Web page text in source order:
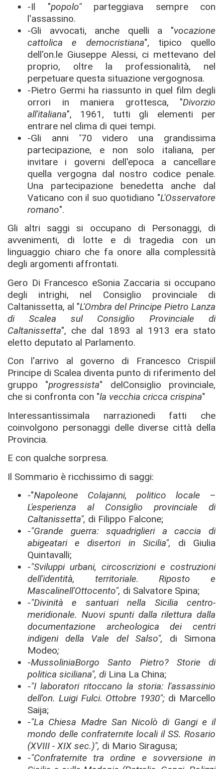
-Il "popolo"parteggiava sempre con
l'assassino.
-Gli avvocati, anche quelli a "vocazione
cattolica e democristiana", tipico quello
dell'on.le Giuseppe Alessi, ci mettevano del
proprio, oltre la professionalità, nel
perpetuare questa situazione vergognosa.
-Pietro Germi ha riassunto in quel film degli
orrori in maniera grottesca, "Divorzio
all'italiana", 1961, tutti gli elementi per
entrare nel clima di quei tempi.
-Gli anni '70 videro una grandissima
partecipazione, e non solo italiana, per
invitare i governi dell'epoca a cancellare
quella vergogna dal nostro codice penale.
Una partecipazione benedetta anche dal
Vaticano con il suo quotidiano "L'Osservatore
romano".
Gli altri saggi si occupano di Personaggi, di
avvenimenti, di lotte e di tragedia con un
linguaggio chiaro che fa onore alla complessità
degli argomenti affrontati.
Gero Di Francesco eSonia Zaccaria si occupano
degli intrighi, nel Consiglio provinciale di
Caltanissetta, al "L'Ombra del Principe Pietro Lanza
di Scalea sul Consiglio Provinciale di
Caltanissetta", che dal 1893 al 1913 era stato
eletto deputato al Parlamento.
Con l'arrivo al governo di Francesco Crispiil
Principe di Scalea diventa punto di riferimento del
gruppo "progressista" delConsiglio provinciale,
che si confronta con "la vecchia cricca crispina"
Interessantissimala narrazionedi fatti che
coinvolgono personaggi delle diverse città della
Provincia.
E con qualche sorpresa.
Il Sommario è ricchissimo di saggi:
-"Napoleone Colajanni, politico locale –
L'esperienza al Consiglio provinciale di
Caltanissetta", di Filippo Falcone;
-"Grande guerra: squadriglieri a caccia di
abigeatari e disertori in Sicilia", di Giulia
Quintavalli;
-"Sviluppi urbani, circoscrizioni e costruzioni
dell'identità, territoriale. Riposto e
Mascalinell'Ottocento", di Salvatore Spina;
-"Divinità e santuari nella Sicilia centro-
meridionale. Nuovi spunti dalla rilettura dalla
documentazione archeologica dei centri
indigeni della Vale del Salso", di Simona
Modeo;
-MussoliniaBorgo Santo Pietro? Storie di
politica siciliana", di Lina La China;
-"I laboratori ritoccano la storia: l'assassinio
dell'on. Luigi Fulci. Ottobre 1930"; di Marcello
Saija;
-"La Chiesa Madre San Nicolò di Gangi e il
mondo delle confraternite locali il SS. Rosario
(XVIII - XIX sec.)", di Mario Siragusa;
-"Confraternite tra ordine e sovversione in